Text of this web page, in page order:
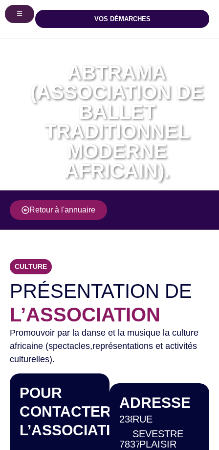
☰
VOS DÉMARCHES
ABTRAMA
(ASSOCIATION DE
BALLET
TRADITIONNEL
MODERNE
AFRICAIN).
Retour à l'annuaire
CULTURE
PRÉSENTATION DE
L’ASSOCIATION
Promouvoir par la danse et la musique la culture
africaine (spectacles,représentations et activités
culturelles).
POUR
CONTACTER
L’ASSOCIATION
ADRESSE
238RUE
SEVESTRE
78370PLAISIR